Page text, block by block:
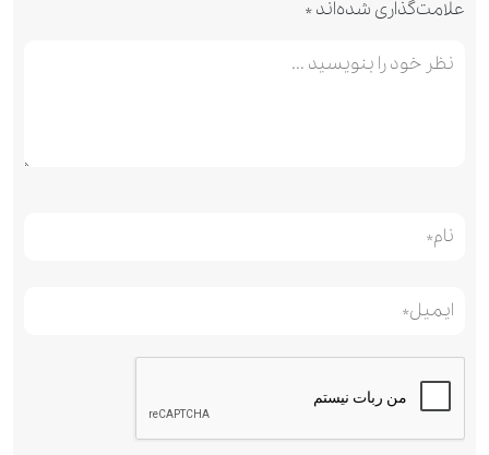
علامت‌گذاری شده‌اند*